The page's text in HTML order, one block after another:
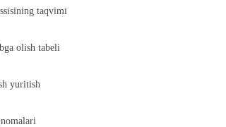
taqvimi
olish tabeli
yuritish